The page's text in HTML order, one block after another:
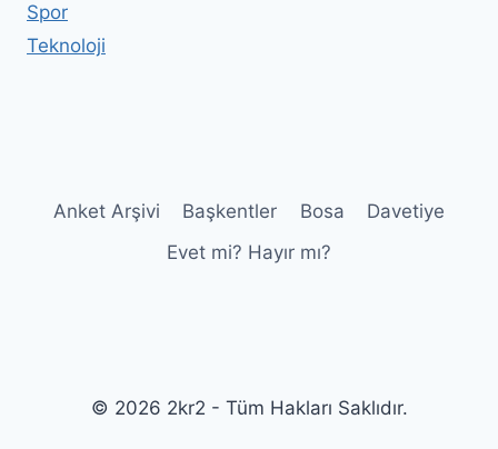
Spor
Teknoloji
Anket Arşivi Başkentler Bosa
Davetiye
Evet mi? Hayır mı?
© 2026 2kr2 - Tüm Hakları Saklıdır.